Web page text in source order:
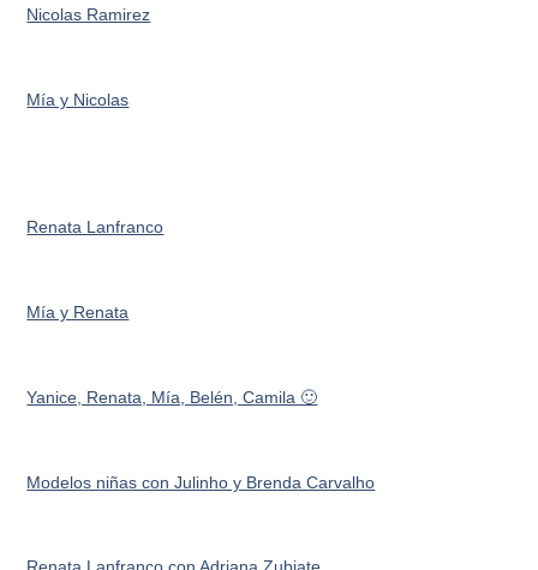
Nicolas Ramirez
Mía y Nicolas
Renata Lanfranco
Mía y Renata
Yanice, Renata, Mía, Belén, Camila 🙂
Modelos niñas con Julinho y Brenda Carvalho